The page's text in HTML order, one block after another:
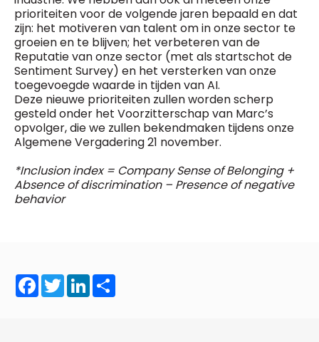
prioriteiten voor de volgende jaren bepaald en dat
zijn: het motiveren van talent om in onze sector te
groeien en te blijven; het verbeteren van de
Reputatie van onze sector (met als startschot de
Sentiment Survey) en het versterken van onze
toegevoegde waarde in tijden van AI.
Deze nieuwe prioriteiten zullen worden scherp
gesteld onder het Voorzitterschap van Marc’s
opvolger, die we zullen bekendmaken tijdens onze
Algemene Vergadering 21 november.
*Inclusion index = Company Sense of Belonging +
Absence of discrimination – Presence of negative
behavior
Facebook
TwitterLinkedIn